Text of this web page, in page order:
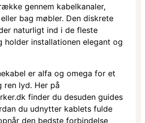
gennem kabelkanaler,
bag møbler. Den diskrete
naturligt ind i de fleste
holder installationen elegant og
er alfa og omega for et
ren lyd. Her på
finder du desuden guides
du udnytter kablets fulde
den bedste forbindelse